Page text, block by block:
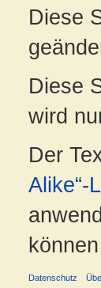
Diese
Diese
wird
Der
Alike“-
Datenschutz